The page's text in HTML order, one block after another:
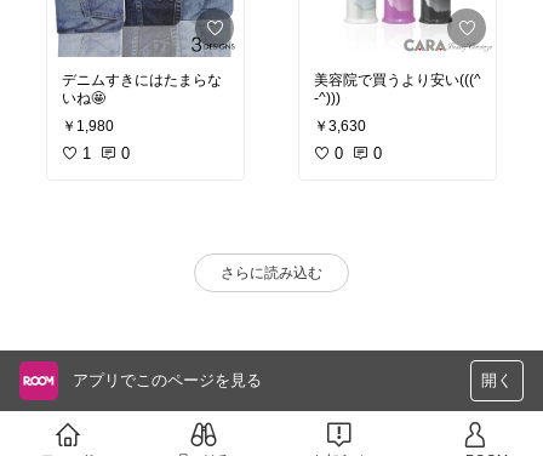
デニムすきにはたまらな
いね🤩
￥1,980
1 0
美容院で買うより安い(((^
-^)))
￥3,630
0 0
さらに読み込む
アプリでこのページを見る 開く